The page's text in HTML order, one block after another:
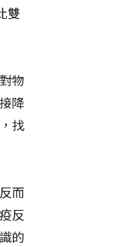
雙
物
降
找
而
反
的